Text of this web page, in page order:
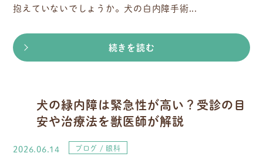
抱えていないでしょうか。犬の白内障手術...
続きを読む
犬の緑内障は緊急性が高い？受診の目
安や治療法を獣医師が解説
2026.06.14 ブログ 眼科